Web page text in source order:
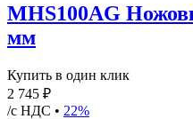
MHS100AG
мм
Купить в один клик
2 745 ₽
/с НДС • 22%